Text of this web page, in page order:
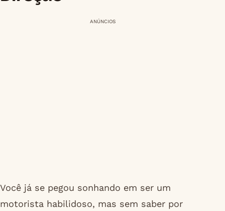
ANÚNCIOS
Você já se pegou sonhando em ser um
motorista habilidoso, mas sem saber por